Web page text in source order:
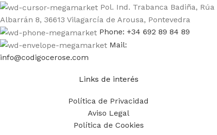
Pol. Ind. Trabanca Badiña, Rúa
Albarrán 8, 36613 Vilagarcía de Arousa, Pontevedra
Phone: +34 692 89 84 89
Mail:
info@codigocerose.com
Links de interés
Política de Privacidad
Aviso Legal
Política de Cookies